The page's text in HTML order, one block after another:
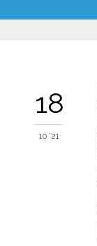
18
10 '21